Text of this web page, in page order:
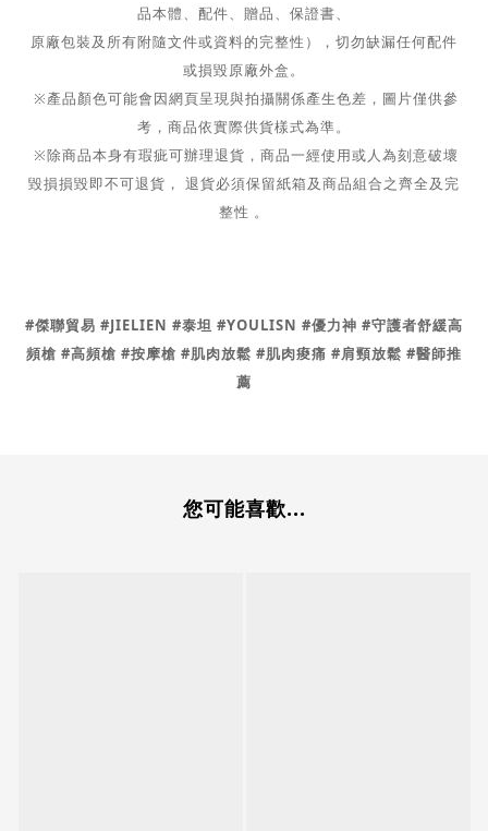
品本體、配件、贈品、保證書、
原廠包裝及所有附隨文件或資料的完整性），切勿缺漏任何配件
或損毀原廠外盒。
※產品顏色可能會因網頁呈現與拍攝關係產生色差，圖片僅供參
考，商品依實際供貨樣式為準。
※除商品本身有瑕疵可辦理退貨，商品一經使用或人為刻意破壞
毀損損毀即不可退貨， 退貨必須保留紙箱及商品組合之齊全及完
整性 。
#傑聯貿易 #JIELIEN #泰坦 #YOULISN #優力神 #守護者舒緩高
頻槍 #高頻槍 #按摩槍 #肌肉放鬆 #肌肉痠痛 #肩頸放鬆 #醫師推
薦
您可能喜歡...